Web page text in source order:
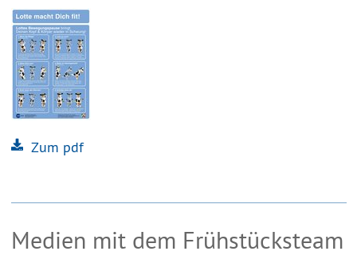
Zum pdf
Medien mit dem Frühstücksteam